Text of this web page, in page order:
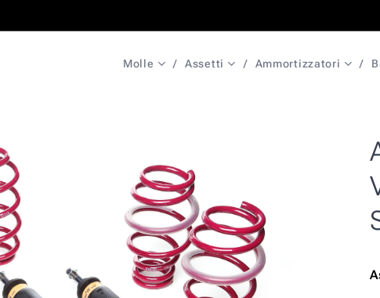
Molle Assetti Ammortizzatori